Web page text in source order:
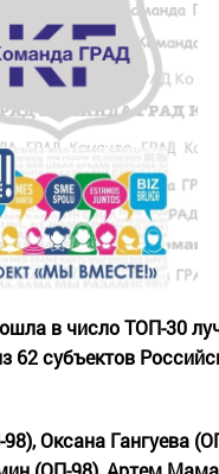
в число ТОП-30
62 субъектов
Оксана Гангуева